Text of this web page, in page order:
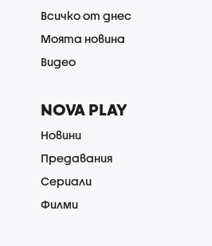
Всичко от днес
Моята новина
Видео
NOVA PLAY
Новини
Предавания
Сериали
Филми